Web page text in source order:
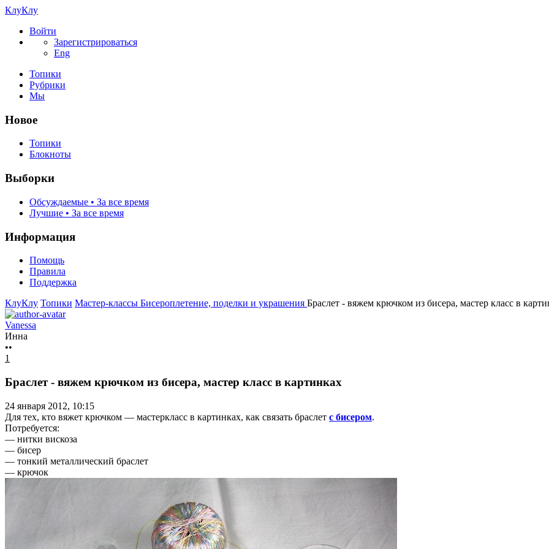
КлуКлу
Войти
Зарегистрироваться
Eng
Топики
Рубрики
Мы
Новое
Топики
Блокноты
Выборки
Обсуждаемые • За все время
Лучшие • За все время
Информация
Помощь
Правила
Поддержка
КлуКлу Топики Мастер-классы Бисероплетение, поделки и украшения Браслет - вяжем крючком из бисера, мастер класс в
Vanessa
Инна
••
1
Браслет - вяжем крючком из бисера, мастер класс в картинках
24 января 2012, 10:15
Для тех, кто вяжет крючком — мастеркласс в картинках, как связать браслет с бисером.
Потребуется:
— нитки вискоза
— бисер
— тонкий металлический браслет
— крючок